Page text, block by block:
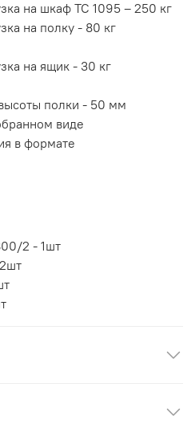
на шкаф ТС 1095 – 250 кг
на полку - 80 кг
на ящик - 30 кг
полки - 50 мм
виде
в формате
2 - 1шт